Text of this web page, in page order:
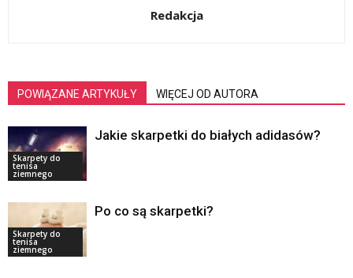
Redakcja
POWIĄZANE ARTYKUŁY WIĘCEJ OD AUTORA
Skarpety do
tenisa
ziemnego
Jakie skarpetki do białych adidasów?
Skarpety do
tenisa
ziemnego
Po co są skarpetki?